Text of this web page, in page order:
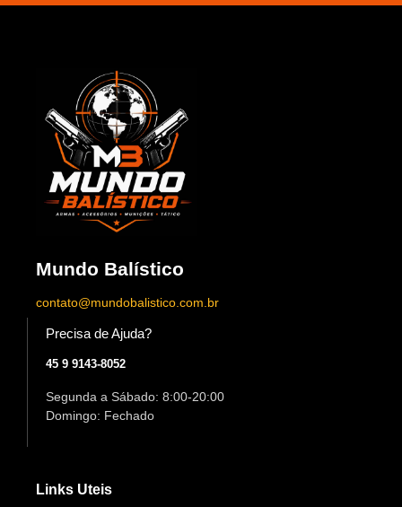
Mundo Balístico
contato@mundobalistico.com.br
Precisa de Ajuda?
45 9 9143-8052
Segunda a Sábado: 8:00-20:00
Domingo: Fechado
Links Uteis